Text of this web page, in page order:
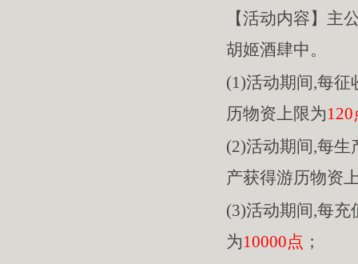
【活动内容】主
胡姬酒肆中。
(1)活动期间,每征
历物资上限为120
(2)活动期间,每生
产获得游历物资
(3)活动期间,每充
为10000点 ；